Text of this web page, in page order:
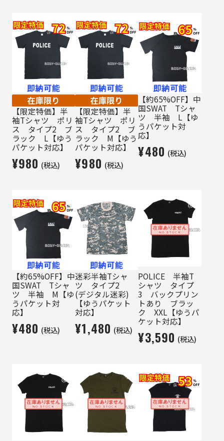
【限定特価】半
袖Tシャツ ポリ
ス タイプ2 ブ
ラック L【ゆう
パケット対応】
¥980 (税込)
【限定特価】半
袖Tシャツ ポリ
ス タイプ2 ブ
ラック M【ゆう
パケット対応】
¥980 (税込)
【約65%OFF】中
国SWAT Tシャ
ツ 半袖 L【ゆ
うパケット対
応】
¥480 (税込)
【約65%OFF】中
国SWAT Tシャ
ツ 半袖 M【ゆ
うパケット対
応】
¥480 (税込)
迷彩半袖Tシャ
ツ タイプ2
(デジタル迷彩)
【ゆうパケット
対応】
¥1,480 (税込)
POLICE 半袖T
シャツ タイプ
3 バックプリン
トあり ブラッ
ク XXL【ゆうパ
ケット対応】
¥3,590 (税込)